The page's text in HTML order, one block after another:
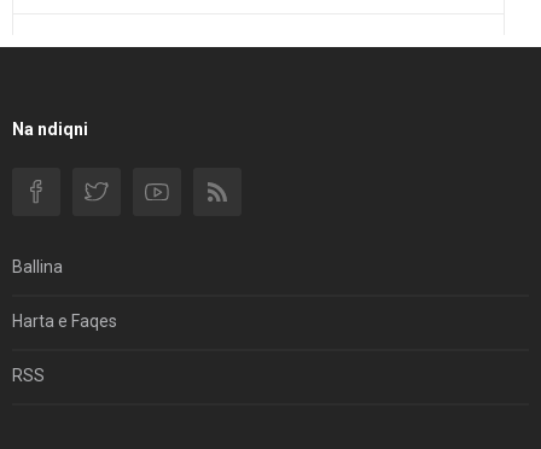
Një Rend Rajonal I Udhëhequr Nga Irani Kundrejt Një
Filmi I Shkurtër Iranian “Pasta Alfredo” Ka Udhëtuar
Na ndiqni
Ballina
Harta e Faqes
RSS